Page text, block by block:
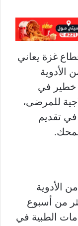
غزة يعاني
أكثر من 75% من الأدوية
خطير في
للمرضى،
في تقديم
الأدوية
من أسبوع
الطبية في